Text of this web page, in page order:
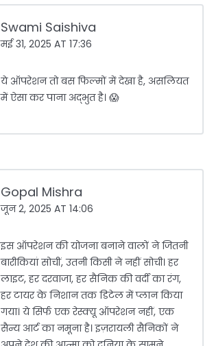
Swami Saishiva
मई 31, 2025 AT 17:36
ये ऑपरेशन तो बस फिल्मों में देखा है, असलियत
में ऐसा कर पाना अद्भुत है। 😱
Gopal Mishra
जून 2, 2025 AT 14:06
इस ऑपरेशन की योजना बनाने वालों ने जितनी
बारीकियां सोचीं, उतनी किसी ने नहीं सोची। हर
लाइट, हर दरवाजा, हर सैनिक की वर्दी का रंग,
हर टायर के निशान तक डिटेल में प्लान किया
गया। ये सिर्फ एक रेस्क्यू ऑपरेशन नहीं, एक
सैन्य आर्ट का नमूना है। इज़रायली सैनिकों ने